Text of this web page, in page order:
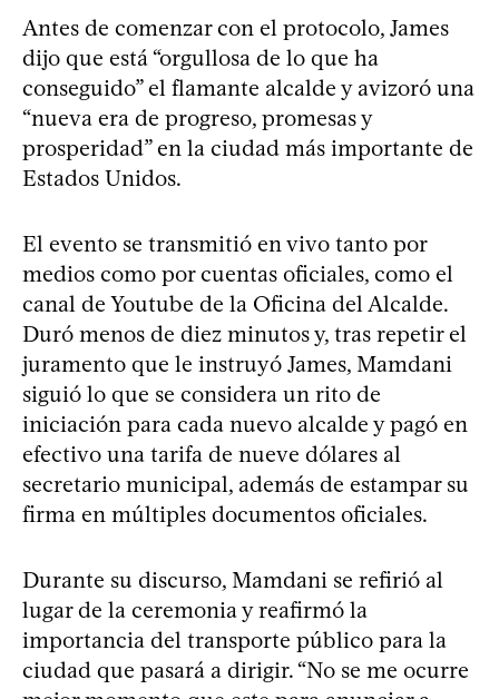
Antes de comenzar con el protocolo, James
dijo que está “orgullosa de lo que ha
conseguido” el flamante alcalde y avizoró una
“nueva era de progreso, promesas y
prosperidad” en la ciudad más importante de
Estados Unidos.
El evento se transmitió en vivo tanto por
medios como por cuentas oficiales, como el
canal de Youtube de la Oficina del Alcalde.
Duró menos de diez minutos y, tras repetir el
juramento que le instruyó James, Mamdani
siguió lo que se considera un rito de
iniciación para cada nuevo alcalde y pagó en
efectivo una tarifa de nueve dólares al
secretario municipal, además de estampar su
firma en múltiples documentos oficiales.
Durante su discurso, Mamdani se refirió al
lugar de la ceremonia y reafirmó la
importancia del transporte público para la
ciudad que pasará a dirigir. “No se me ocurre